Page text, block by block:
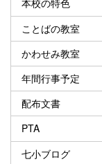
ことばの教室
かわせみ教室
年間行事予定
配布文書
PTA
七小ブログ